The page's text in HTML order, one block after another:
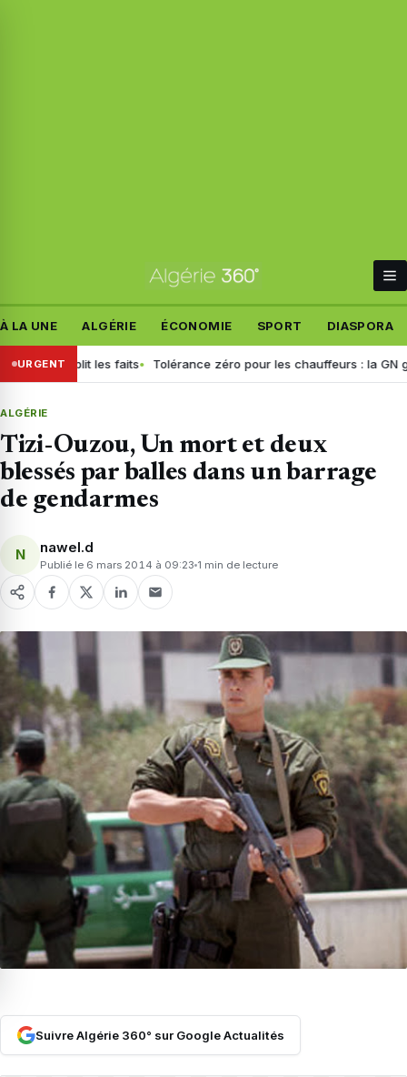
À LA UNE ALGÉRIE ÉCONOMIE SPORT DIASPORA
URGENT
rétablit les faits Tolérance zéro pour les chauffeurs : la GN
ALGÉRIE
Tizi-Ouzou, Un mort et deux
blessés par balles dans un barrage
de gendarmes
N nawel.d
Publié le 6 mars 2014 à 09:23 1 min de lecture
Suivre Algérie 360° sur Google Actualités